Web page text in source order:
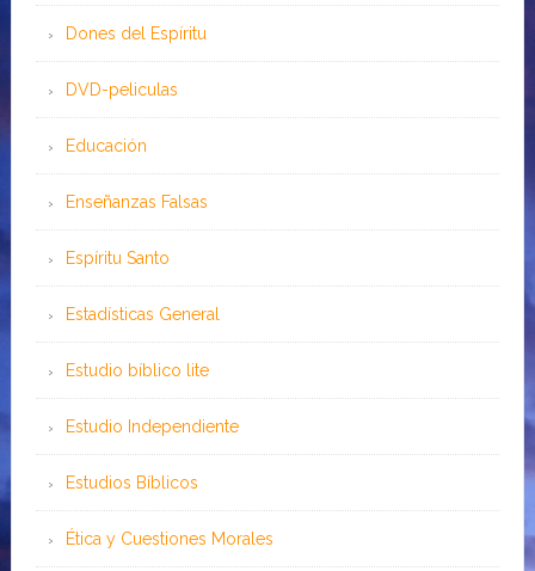
Dones del Espíritu
DVD-peliculas
Educación
Enseñanzas Falsas
Espíritu Santo
Estadísticas General
Estudio bíblico lite
Estudio Independiente
Estudios Bíblicos
Ética y Cuestiones Morales